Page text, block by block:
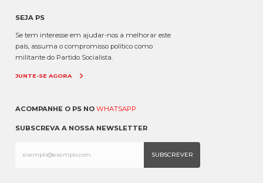
SEJA PS
Se tem interesse em ajudar-nos a melhorar este
país, assuma o compromisso político como
militante do Partido Socialista.
JUNTE-SE AGORA
ACOMPANHE O PS NO WHATSAPP
SUBSCREVA A NOSSA NEWSLETTER